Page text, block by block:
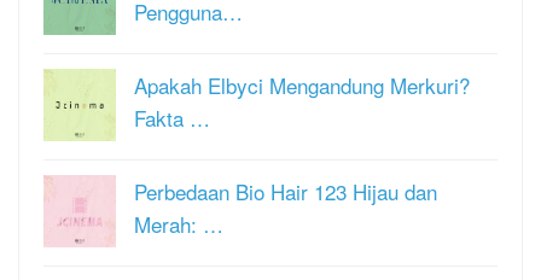
Pengguna…
Apakah Elbyci Mengandung Merkuri?
Fakta …
Perbedaan Bio Hair 123 Hijau dan
Merah: …